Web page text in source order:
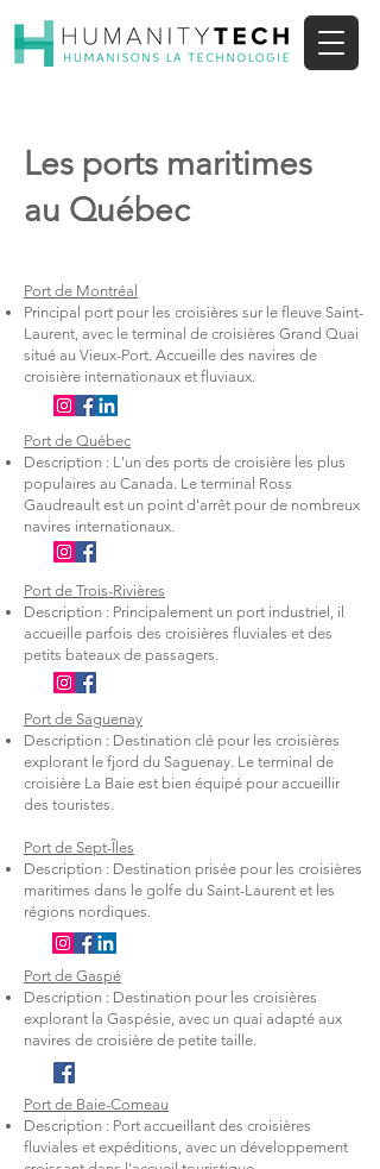
Les ports maritimes
au Québec
Port de Montréal
Principal port pour les croisières sur le fleuve Saint-
Laurent, avec le terminal de croisières Grand Quai
situé au Vieux-Port. Accueille des navires de
croisière internationaux et fluviaux.
Port de Québec
Description : L'un des ports de croisière les plus
populaires au Canada. Le terminal Ross
Gaudreault est un point d'arrêt pour de nombreux
navires internationaux.
Port de Trois-Rivières
Description : Principalement un port industriel, il
accueille parfois des croisières fluviales et des
petits bateaux de passagers.
Port de Saguenay
Description : Destination clé pour les croisières
explorant le fjord du Saguenay. Le terminal de
croisière La Baie est bien équipé pour accueillir
des touristes.
Port de Sept-Îles
Description : Destination prisée pour les croisières
maritimes dans le golfe du Saint-Laurent et les
régions nordiques.
Port de Gaspé
Description : Destination pour les croisières
explorant la Gaspésie, avec un quai adapté aux
navires de croisière de petite taille.
Port de Baie-Comeau
Description : Port accueillant des croisières
fluviales et expéditions, avec un développement